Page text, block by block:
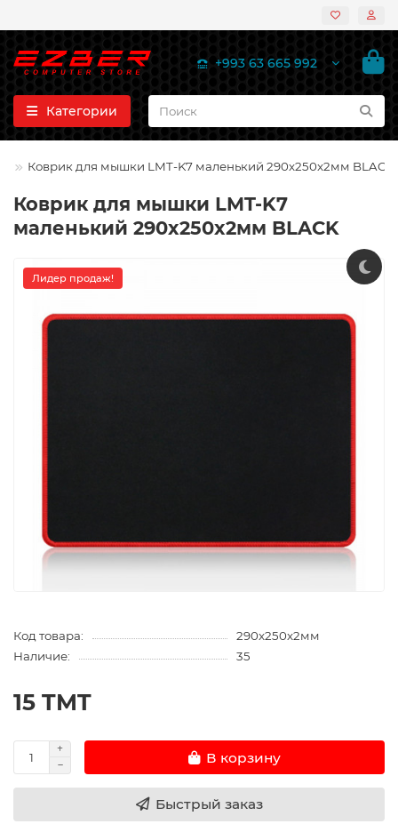
+993 63 665 992
Категории
Коврик для мышки LMT-K7 маленький 290x250x2мм BLACK
Коврик для мышки LMT-K7
маленький 290x250x2мм BLACK
Лидер продаж!
Код товара:
290x250x2мм
Наличие:
35
15 TMT
В корзину
Быстрый заказ